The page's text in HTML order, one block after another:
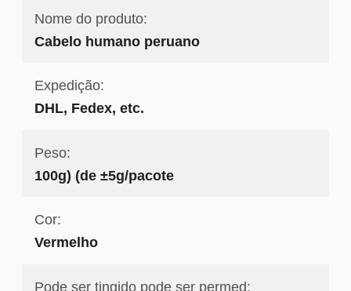
Nome do produto:
Cabelo humano peruano
Expedição:
DHL, Fedex, etc.
Peso:
100g) (de ±5g/pacote
Cor:
Vermelho
Pode ser tingido pode ser permed: